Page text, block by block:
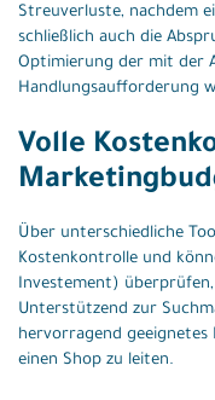
Streuverluste, nachdem
schließlich auch die
Optimierung der mit der
Handlungsaufforderung
Volle
Über unterschiedliche
Kostenkontrolle und
Investement)
Unterstützend zur
hervorragend
einen Shop zu leiten.